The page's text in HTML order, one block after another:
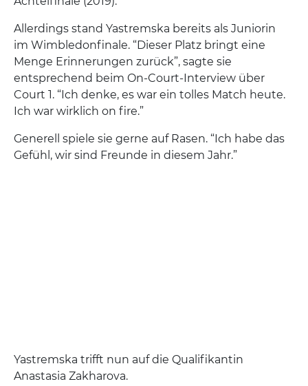
Allerdings stand Yastremska bereits als Juniorin
im Wimbledonfinale. “Dieser Platz bringt eine
Menge Erinnerungen zurück”, sagte sie
entsprechend beim On-Court-Interview über
Court 1. “Ich denke, es war ein tolles Match heute.
Ich war wirklich on fire.”
Generell spiele sie gerne auf Rasen. “Ich habe das
Gefühl, wir sind Freunde in diesem Jahr.”
Yastremska trifft nun auf die Qualifikantin
Anastasia Zakharova.